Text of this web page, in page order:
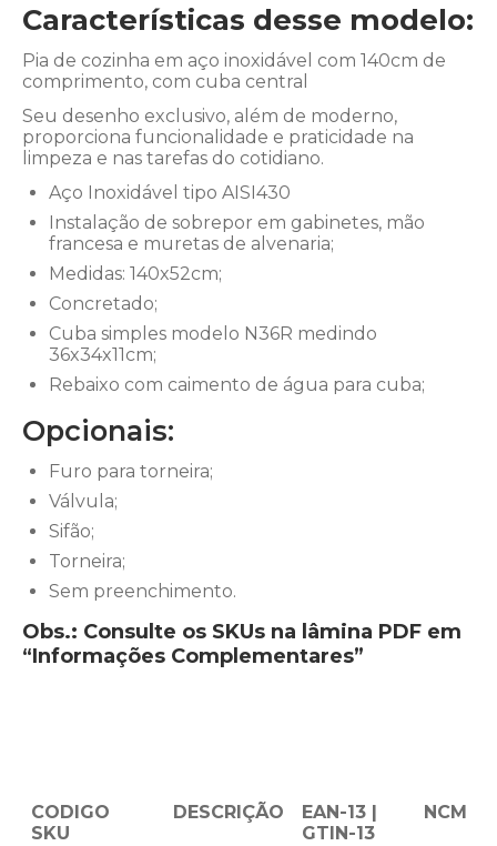
Características desse modelo:
Pia de cozinha em aço inoxidável com 140cm de
comprimento, com cuba central
Seu desenho exclusivo, além de moderno,
proporciona funcionalidade e praticidade na
limpeza e nas tarefas do cotidiano.
Aço Inoxidável tipo AISI430
Instalação de sobrepor em gabinetes, mão
francesa e muretas de alvenaria;
Medidas: 140x52cm;
Concretado;
Cuba simples modelo N36R medindo
36x34x11cm;
Rebaixo com caimento de água para cuba;
Opcionais:
Furo para torneira;
Válvula;
Sifão;
Torneira;
Sem preenchimento.
Obs.: Consulte os SKUs na lâmina PDF em
“Informações Complementares”
CODIGO
SKU
DESCRIÇÃO
EAN-13 |
GTIN-13
NCM